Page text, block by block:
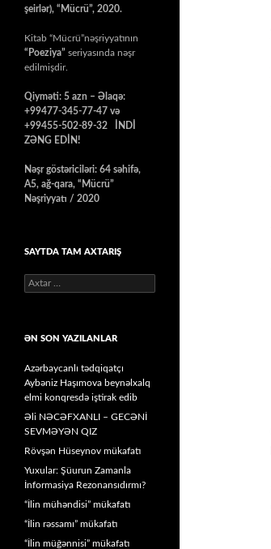
şeirlər), “Mücrü”, 2020.
Kitab “Mücrü”nəşriyyatının
“Poeziya” seriyasında nəşr
edilmişdir.
Qiyməti: 5 azn – Əlaqə:
+99477-345-77-47 və
+99455-502-89-32 İNDİ
ZƏNG EDİN!
Nəşr göstəriciləri: 64 səhifə,
A5, ağ-qara, “Mücrü”
Nəşriyyatı / 2020
SAYTDA TAM AXTARIŞ
Axtarış:
ƏN SON YAZILANLAR
Azərbaycanlı tədqiqatçı
Aybəniz Haşımova beynəlxalq
elmi konqresdə iştirak edib
Əli NƏCƏFXANLI – GECƏNİ
SEVMƏYƏN QIZ
Rövşən Hüseynov mükafatı
Yuxular: Şüurun Zamanla
İnformasiya Rezonansıdırmı?
“İlin mühəndisi” mükafatı
“İlin rəssamı” mükafatı
“İlin müğənnisi” mükafatı